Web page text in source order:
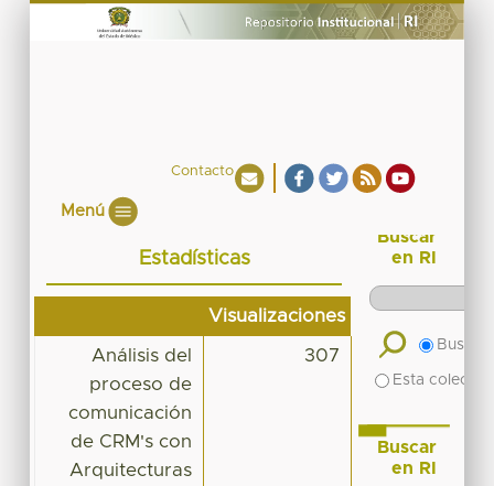
Contacto
Menú
Estadísticas
Visualizaciones
Análisis del
proceso de
comunicación
de CRM's con
Arquitecturas
307
Buscar
en RI
Buscar
Esta
Buscar
en RI